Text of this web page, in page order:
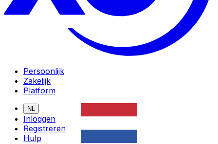
Persoonlijk
Zakelijk
Platform
NL
Inloggen
Registreren
Hulp